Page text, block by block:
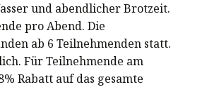
und abendlicher Brotzeit.
pro Abend. Die
ab 6 Teilnehmenden statt.
Für Teilnehmende am
Rabatt auf das gesamte